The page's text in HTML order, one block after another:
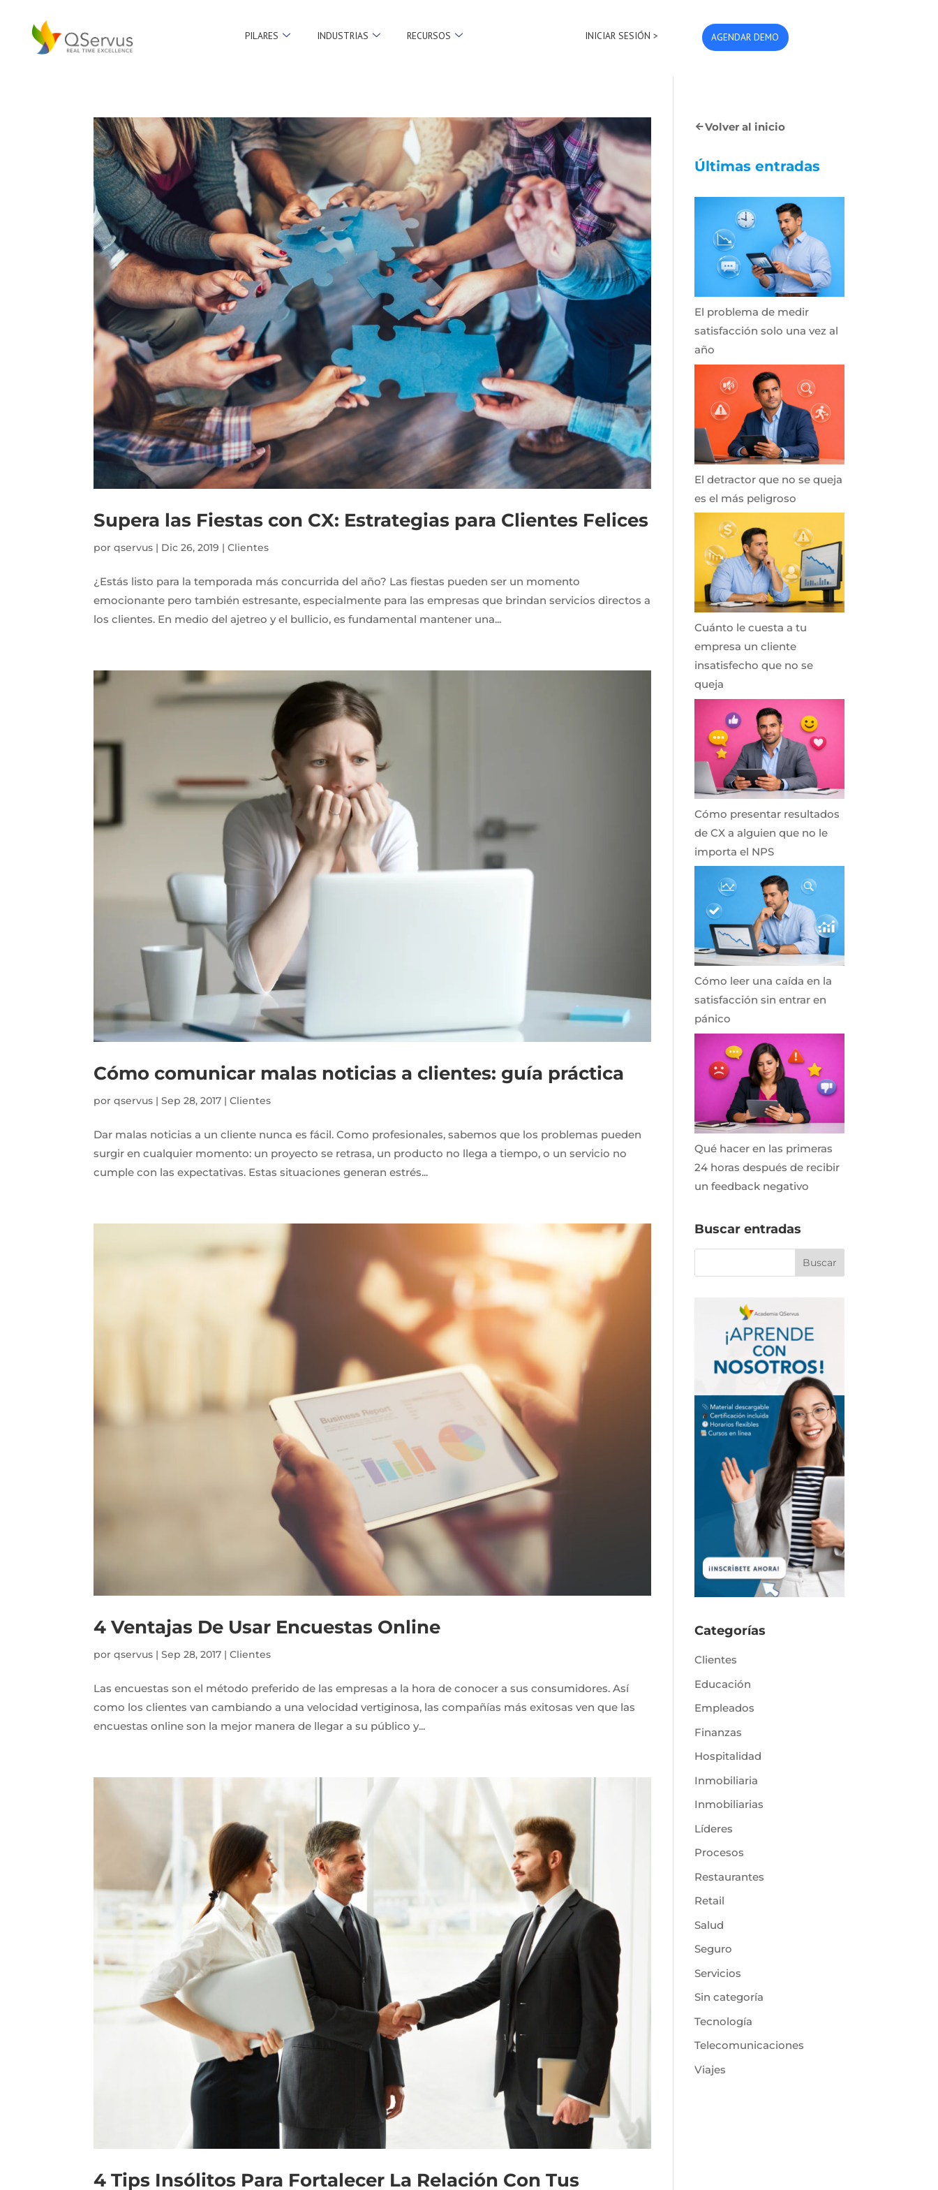
PILARES INDUSTRIAS RECURSOS INICIAR SESIÓN > AGENDAR DEMO
Supera las Fiestas con CX: Estrategias para Clientes Felices
porqservus | Dic 26, 2019 |Clientes
¿Estás listo para la temporada más concurrida del año? Las fiestas pueden ser un momento
emocionante pero también estresante, especialmente para las empresas que brindan servicios directos a
los clientes. En medio del ajetreo y el bullicio, es fundamental mantener una...
Cómo comunicar malas noticias a clientes: guía práctica
porqservus |Sep 28, 2017 |Clientes
Dar malas noticias a un cliente nunca es fácil. Como profesionales, sabemos que los problemas pueden
surgir en cualquier momento: un proyecto se retrasa, un producto no llega a tiempo, o un servicio no
cumple con las expectativas. Estas situaciones generan estrés...
4 Ventajas De Usar Encuestas Online
porqservus |Sep 28, 2017 |Clientes
Las encuestas son el método preferido de las empresas a la hora de conocer a sus consumidores. Así
como los clientes van cambiando a una velocidad vertiginosa, las compañías más exitosas ven que las
encuestas online son la mejor manera de llegar a su público y...
4 Tips Insólitos Para Fortalecer La Relación Con Tus
Volver al inicio
Últimas entradas
El problema de medir
satisfacción solo una vez al
año
El detractor que no se queja
es el más peligroso
Cuánto le cuesta a tu
empresa un cliente
insatisfecho que no se
queja
Cómo presentar resultados
de CX a alguien que no le
importa el NPS
Cómo leer una caída en la
satisfacción sin entrar en
pánico
Qué hacer en las primeras
24 horas después de recibir
un feedback negativo
Buscar entradas
Categorías
Clientes
Educación
Empleados
Finanzas
Hospitalidad
Inmobiliaria
Inmobiliarias
Líderes
Procesos
Restaurantes
Retail
Salud
Seguro
Servicios
Sin categoría
Tecnología
Telecomunicaciones
Viajes